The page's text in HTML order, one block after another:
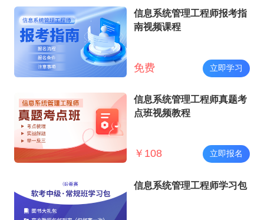
信息系统管理工程师报考指
南视频课程
免费 立即学习
信息系统管理工程师真题考
点班视频教程
￥ 108 立即报名
信息系统管理工程师学习包